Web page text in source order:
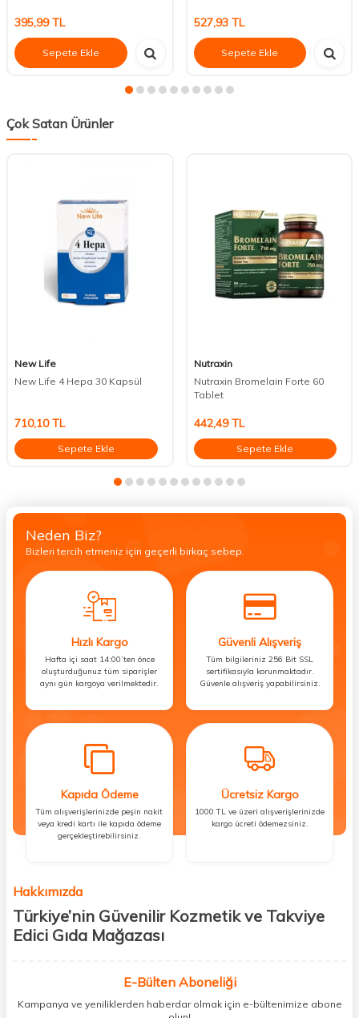
395,99TL
Sepete Ekle
527,93TL
Sepete Ekle
Çok Satan Ürünler
New Life
New Life 4 Hepa 30 Kapsül
710,10TL
Sepete Ekle
Nutraxin
Nutraxin Bromelain Forte 60
Tablet
442,49TL
Sepete Ekle
Neden Biz?
Bizleri tercih etmeniz için geçerli birkaç sebep.
Hızlı Kargo
Hafta içi saat 14:00’ten önce
oluşturduğunuz tüm siparişler
aynı gün kargoya verilmektedir.
Güvenli Alışveriş
Tüm bilgileriniz 256 Bit SSL
sertifikasıyla korunmaktadır.
Güvenle alışveriş yapabilirsiniz.
Kapıda Ödeme
Tüm alışverişlerinizde peşin nakit
veya kredi kartı ile kapıda ödeme
gerçekleştirebilirsiniz.
Ücretsiz Kargo
1000 TL ve üzeri alışverişlerinizde
kargo ücreti ödemezsiniz.
Hakkımızda
Türkiye’nin Güvenilir Kozmetik ve Takviye
Edici Gıda Mağazası
kişisel bakım hem de takviye edici gıda ürünlerini sizlerle
buluşturuyoruz. Artık mağaza mağaza dolaşmanıza gerek yok;
ihtiyacınız olan her şeyi tek bir çatı altında topluyor ve kapınıza kadar
E-Bülten Aboneliği
Kampanya ve yeniliklerden haberdar olmak için e-bültenimize abone